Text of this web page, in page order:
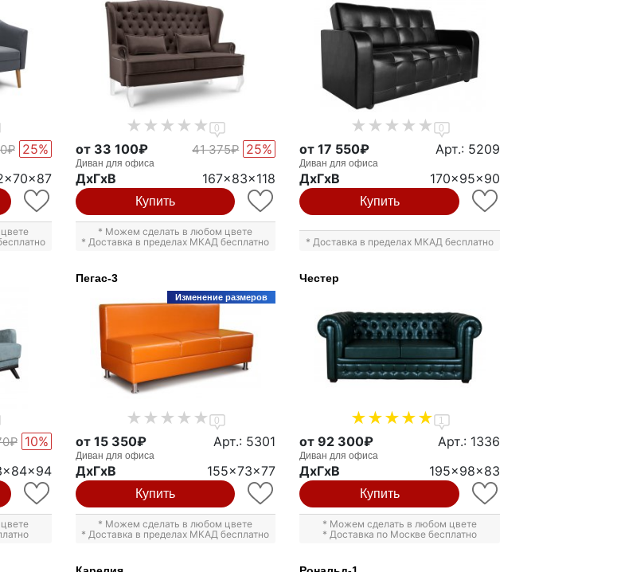
25%
0
от 33 100₽ 41 375₽ 25%
Диван для офиса
ДxГxВ 167x83x118
Купить
* Можем сделать в любом цвете
* Доставка в пределах МКАД бесплатно
0
от 17 550₽ Арт.: 5209
Диван для офиса
ДxГxВ 170x95x90
Купить
* Доставка в пределах МКАД бесплатно
10%
Пегас-3
Изменение размеров
0
от 15 350₽ Арт.: 5301
Диван для офиса
ДxГxВ 155x73x77
Купить
* Можем сделать в любом цвете
* Доставка в пределах МКАД бесплатно
Честер
1
от 92 300₽ Арт.: 1336
Диван для офиса
ДxГxВ 195x98x83
Купить
* Можем сделать в любом цвете
* Доставка по Москве бесплатно